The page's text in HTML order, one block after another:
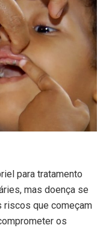
para tratamento
mas doença se
riscos que começam
os